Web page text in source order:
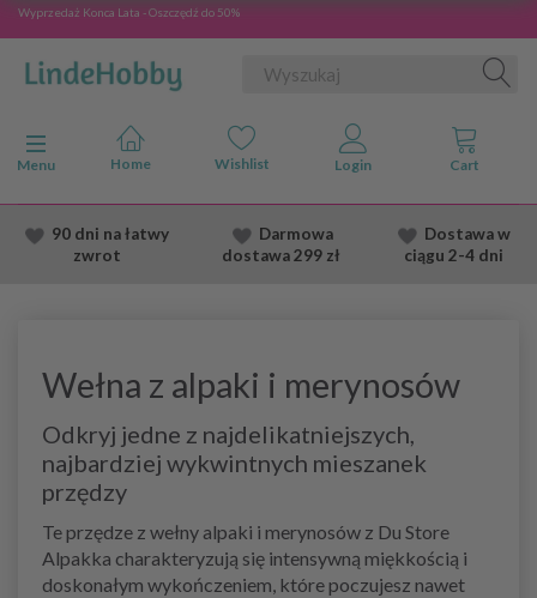
Wyprzedaż Konca Lata - Oszczędź do 50%
Przełącz nawigację
Menu
90 dni na łatwy
zwrot
Darmowa
dostawa299 zł
Dostawaw
ciągu 2-4 dni
Wełna z alpaki i merynosów
Odkryj jedne z najdelikatniejszych,
najbardziej wykwintnych mieszanek
przędzy
Te przędze z wełny alpaki i merynosów z Du Store
Alpakka charakteryzują się intensywną miękkością i
doskonałym wykończeniem, które poczujesz nawet